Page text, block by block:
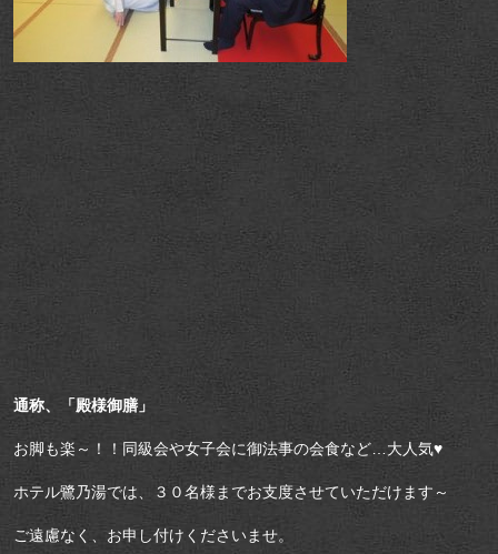
通称、「殿様御膳」
お脚も楽～！！同級会や女子会に御法事の会食など…大人気♥
ホテル鷺乃湯では、３０名様までお支度させていただけます～
ご遠慮なく、お申し付けくださいませ。